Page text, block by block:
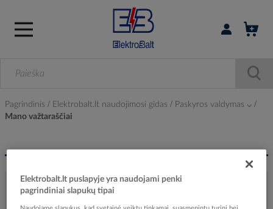
Prisijungti /
Pagrindinis Elektrobalt.lt naudojimosi gidas
Paskyros valdymas ⌵
Mano važtaraščiai
Elektrobalt.lt puslapyje yra naudojami penki
pagrindiniai slapukų tipai